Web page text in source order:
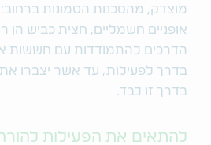
מוצדק, מהסכנות הטמונות
אופניים חשמליים, חצית כביש
הדרכים להתמודדות עם חששות
בדרך לפעילות, עד אשר יצברו
בדרך זו לבד.
להתאים את הפעילות